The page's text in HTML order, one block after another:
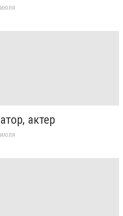
актер